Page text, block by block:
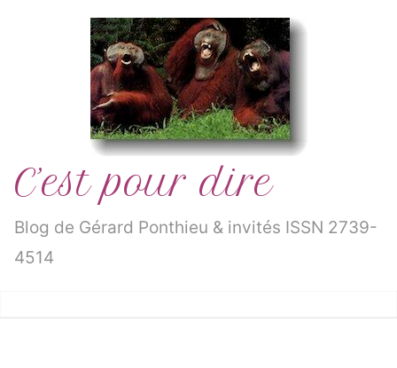
C’est pour dire
Blog de Gérard Ponthieu & invités ISSN 2739-
4514